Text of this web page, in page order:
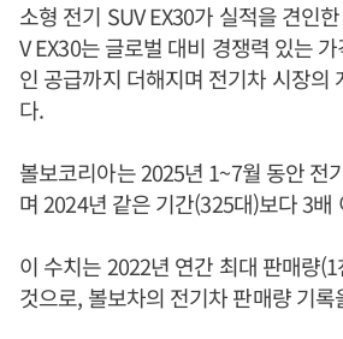
소형 전기 SUV EX30가 실적을 견인
V EX30는 글로벌 대비 경쟁력 있는
인 공급까지 더해지며 전기차 시장의
다.
볼보코리아는 2025년 1~7월 동안 전
며 2024년 같은 기간(325대)보다 3배
이 수치는 2022년 연간 최대 판매량
것으로, 볼보차의 전기차 판매량 기록